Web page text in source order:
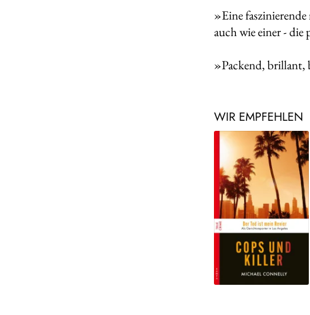
»Eine
auch wie einer -
»Packend, brillant,
WIR EMPFEHLEN